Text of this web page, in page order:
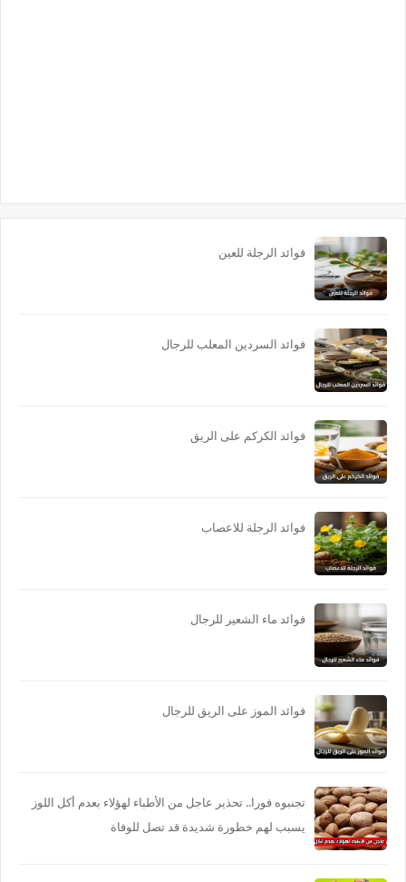
فوائد الرجلة للعين
فوائد السردين المعلب للرجال
فوائد الكركم على الريق
فوائد الرجلة للاعصاب
فوائد ماء الشعير للرجال
فوائد الموز على الريق للرجال
تجنبوه فورا.. تحذير عاجل من الأطباء لهؤلاء بعدم أكل اللوز
يسبب لهم خطورة شديدة قد تصل للوفاة